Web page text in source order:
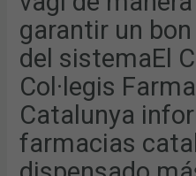
garantir un
del sistemaEl
Col·legis
Catalunya
farmacias
FARMACÈUTICS
DE
CATALUNYA
INFORMA
QUE
LAS
CATALANAS
HAN
DISPENSADO
MÁS
700.000
MASCARILLAS
Y